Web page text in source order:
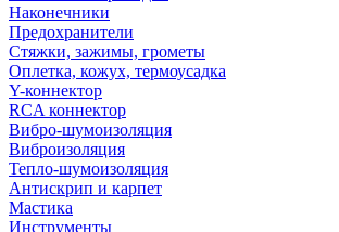
Наконечники
Предохранители
Стяжки, зажимы, грометы
Оплетка, кожух, термоусадка
Y-коннектор
RCA коннектор
Вибро-шумоизоляция
Виброизоляция
Тепло-шумоизоляция
Антискрип и карпет
Мастика
Инструменты